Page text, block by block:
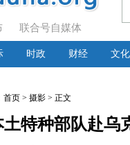
联合号自媒体
时政 财经 文化
首页 > 摄影 > 正文
特种部队赴乌